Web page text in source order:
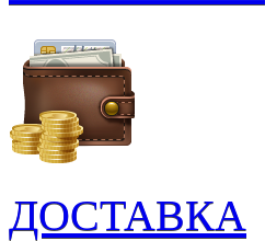
ДОСТАВКА